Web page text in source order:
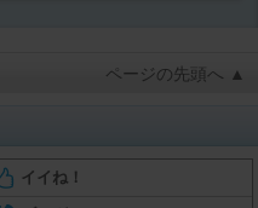
ページの先頭へ ▲
イイね！